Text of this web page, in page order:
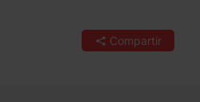
Compartir